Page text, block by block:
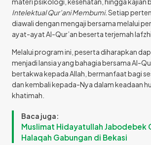
Intelektual Qur’ani Membumi.Setiap
diawali dengan mengaji bersama melalui
ayat-ayat Al-Qur’an beserta terjemah
Melalui program ini, peserta diharapkan
menjadi lansia yang bahagia bersama Al-
bertakwa kepada Allah, bermanfaat bagi
dan kembali kepada-Nya dalam keadaan
khatimah.
Baca juga:
Muslimat Hidayatullah Jabodebek
Halaqah Gabungan di Bekasi